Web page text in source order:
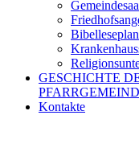
GESCHICHTE
Kontakte